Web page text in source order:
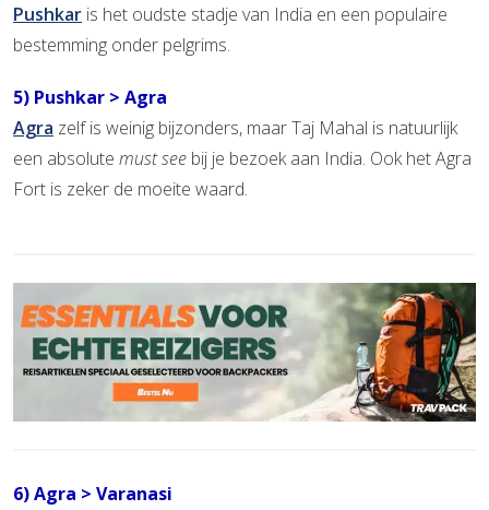
Pushkar is het oudste stadje van India en een populaire
bestemming onder pelgrims.
5) Pushkar > Agra
Agra zelf is weinig bijzonders, maar Taj Mahal is natuurlijk
een absolute must see bij je bezoek aan India. Ook het Agra
Fort is zeker de moeite waard.
6) Agra > Varanasi